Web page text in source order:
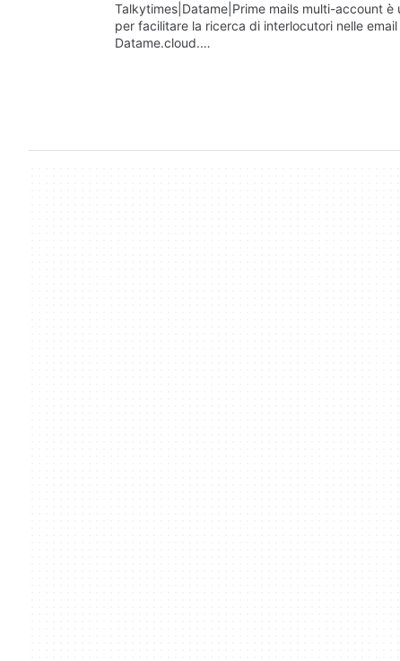
Talkytimes|Datame|Prime mails multi-account
per facilitare la ricerca di interlocutori nelle
Datame.cloud.…